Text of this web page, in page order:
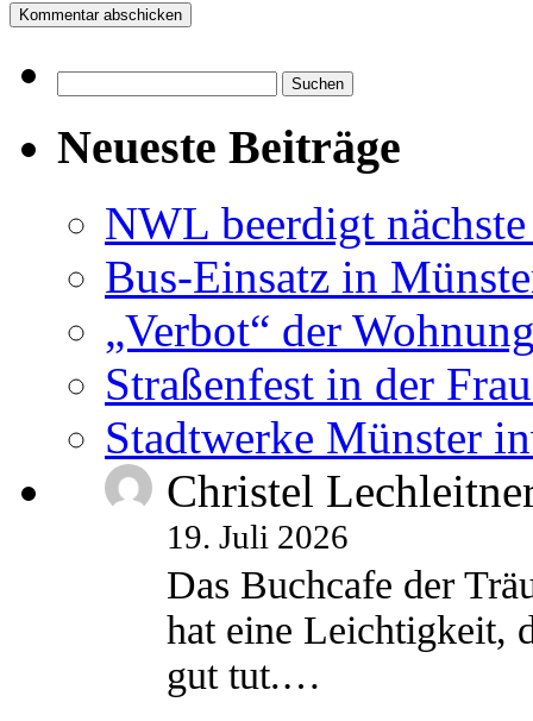
nach:
Neueste Beiträge
NWL beerdigt
Bus-Einsatz in
„Verbot“ der
Straßenfest in der
Stadtwerke Münster
Christel
19. Juli 2026
Das Buchcafe der
hat eine Leichtigkeit,
gut tut.…